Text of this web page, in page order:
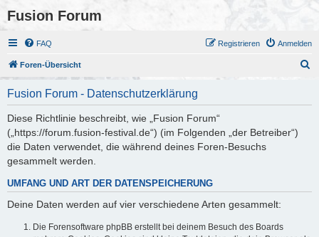
Fusion Forum
FAQ Anmelden
Registrieren
Foren-Übersicht
Fusion Forum - Datenschutzerklärung
Diese Richtlinie beschreibt, wie „Fusion Forum“
(„https://forum.fusion-festival.de“) (im Folgenden „der Betreiber“)
die Daten verwendet, die während deines Foren-Besuchs
gesammelt werden.
UMFANG UND ART DER DATENSPEICHERUNG
Deine Daten werden auf vier verschiedene Arten gesammelt:
Die Forensoftware phpBB erstellt bei deinem Besuch des Boards